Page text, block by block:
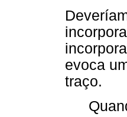
evoca
traço.